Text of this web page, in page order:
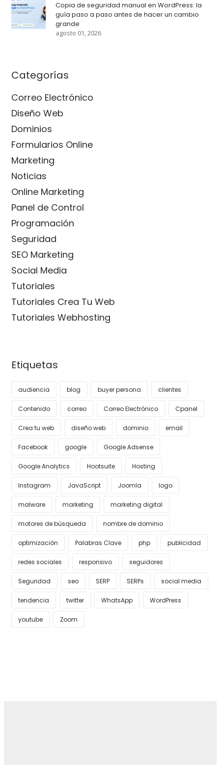
Copia de seguridad manual en WordPress: la
guía paso a paso antes de hacer un cambio
grande
agosto 01, 2026
Categorías
Correo Electrónico
Diseño Web
Dominios
Formularios Online
Marketing
Noticias
Online Marketing
Panel de Control
Programación
Seguridad
SEO Marketing
Social Media
Tutoriales
Tutoriales Crea Tu Web
Tutoriales Webhosting
Etiquetas
audiencia blog buyer persona clientes
Contenido correo Correo Electrónico Cpanel
Crea tu web diseño web dominio email
Facebook google Google Adsense
Google Analytics Hootsuite Hosting
Instagram JavaScript Joomla logo
malware marketing marketing digital
motores de búsqueda nombre de dominio
optimización Palabras Clave php publicidad
redes sociales responsivo seguidores
Seguridad seo SERP SERPs social media
tendencia twitter WhatsApp WordPress
youtube Zoom